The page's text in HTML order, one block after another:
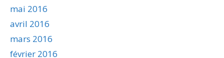
mai 2016
avril 2016
mars 2016
février 2016